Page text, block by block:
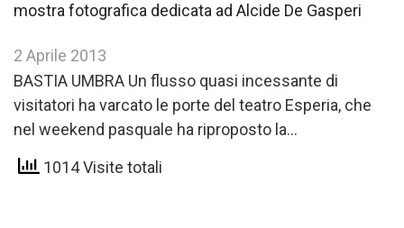
mostra fotografica dedicata ad Alcide De Gasperi
2 Aprile 2013
BASTIA UMBRA Un flusso quasi incessante di
visitatori ha varcato le porte del teatro Esperia, che
nel weekend pasquale ha riproposto la
mostra fotografica e documentaria…
1014 Visite totali